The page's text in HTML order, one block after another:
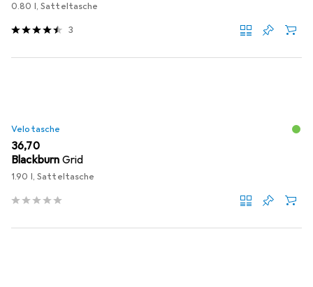
0.80 l, Satteltasche
3
Velotasche
EUR
36,70
Blackburn Grid
1.90 l, Satteltasche